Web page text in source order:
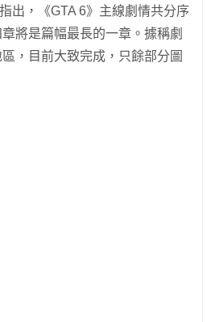
指出，《GTA 6》主線劇情共分序
將是篇幅最長的一章。據稱劇
，目前大致完成，只餘部分圖